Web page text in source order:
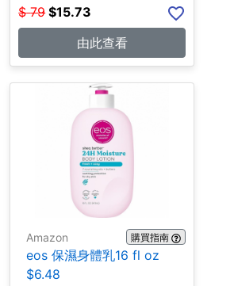
$ 79 $15.73
由此查看
Amazon 購買指南
eos 保濕身體乳16 fl oz
$6.48